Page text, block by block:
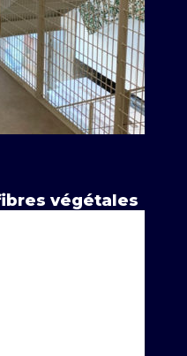
végétales